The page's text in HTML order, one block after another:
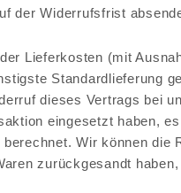
der Widerrufsfrist
Lieferkosten (mit
Standardlieferung
dieses Vertrags bei
eingesetzt haben,
Wir können die
zurückgesandt